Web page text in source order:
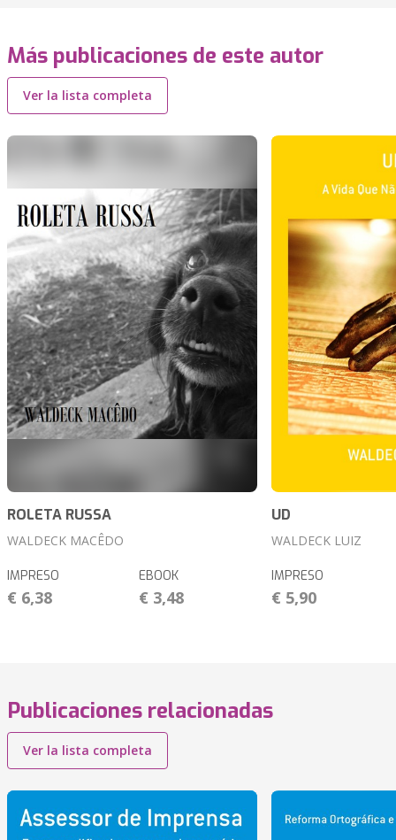
Más publicaciones de este autor
Ver la lista completa
ROLETA RUSSA
WALDECK MACÊDO
IMPRESO
€ 6,38
EBOOK
€ 3,48
UD
WALDECK LUIZ
IMPRESO
€ 5,90
Publicaciones relacionadas
Ver la lista completa